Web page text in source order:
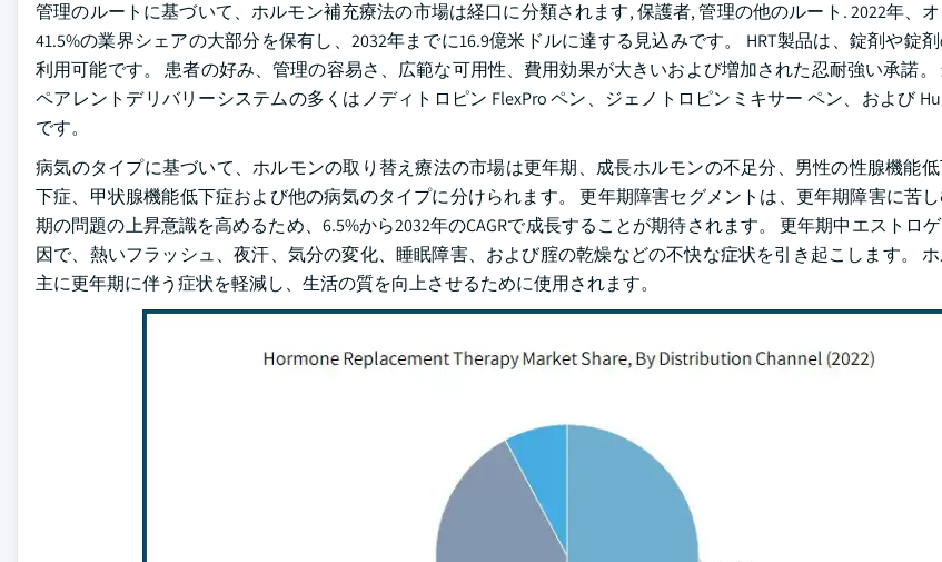
管理のルートに基づいて、ホルモン補充療法の市場は経口に分類されます, 保護者, 管理の他のルート. 2022年、
41.5%の業界シェアの大部分を保有し、2032年までに16.9億米ドルに達する見込みです。 HRT製品は、錠剤や錠
利用可能です。 患者の好み、管理の容易さ、広範な可用性、費用効果が大きいおよび増加された忍耐強い承諾
ペアレントデリバリーシステムの多くはノディトロピン FlexPro ペン、ジェノトロピンミキサー ペン、および
です。
病気のタイプに基づいて、ホルモンの取り替え療法の市場は更年期、成長ホルモンの不足分、男性の性腺機能
下症、甲状腺機能低下症および他の病気のタイプに分けられます。 更年期障害セグメントは、更年期障害に苦
期の問題の上昇意識を高めるため、6.5%から2032年のCAGRで成長することが期待されます。 更年期中エストロ
因で、熱いフラッシュ、夜汗、気分の変化、睡眠障害、および腟の乾燥などの不快な症状を引き起こします。 ホ
主に更年期に伴う症状を軽減し、生活の質を向上させるために使用されます。